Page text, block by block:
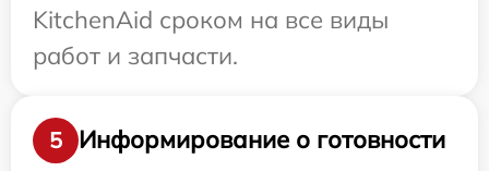
KitchenAid сроком на все виды
работ и запчасти.
5
Информирование о готовности